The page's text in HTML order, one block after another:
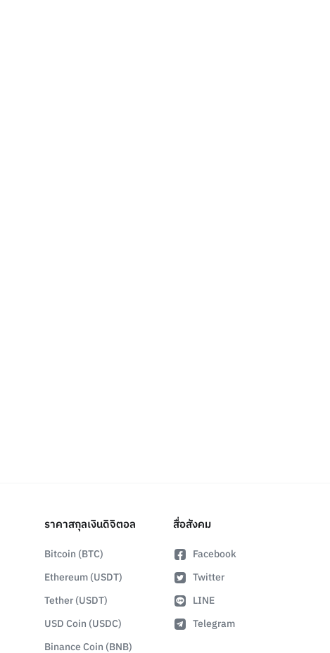
ราคาสกุลเงินดิจิตอล
Bitcoin (BTC)
Ethereum (USDT)
Tether (USDT)
USD Coin (USDC)
Binance Coin (BNB)
สื่อสังคม
Facebook
Twitter
LINE
Telegram